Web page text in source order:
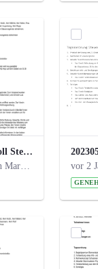
24_4_3 Protokoll Steuerungskreis.pdf
vor 2 Jahren von Marcel Eckert